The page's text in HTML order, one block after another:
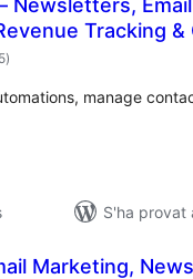
Newsletters,
Tracking &
puntuacions
totals
)
manage
S'ha provat
Marketing,